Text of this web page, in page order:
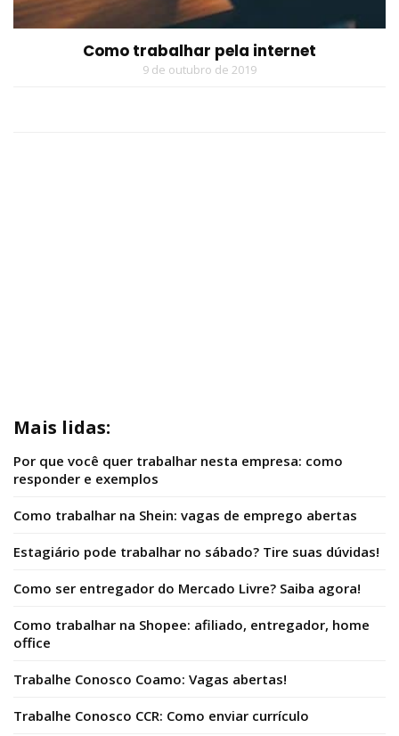
Como trabalhar pela internet
9 de outubro de 2019
Mais lidas:
Por que você quer trabalhar nesta empresa: como
responder e exemplos
Como trabalhar na Shein: vagas de emprego abertas
Estagiário pode trabalhar no sábado? Tire suas dúvidas!
Como ser entregador do Mercado Livre? Saiba agora!
Como trabalhar na Shopee: afiliado, entregador, home
office
Trabalhe Conosco Coamo: Vagas abertas!
Trabalhe Conosco CCR: Como enviar currículo